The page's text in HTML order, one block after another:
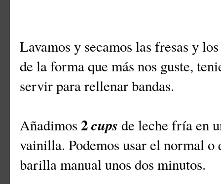
Lavamos y secamos las fresas y
de la forma que más nos guste,
servir para rellenar bandas.
Añadimos 2cups de leche fría en
vainilla. Podemos usar el normal
barilla manual unos dos minutos.